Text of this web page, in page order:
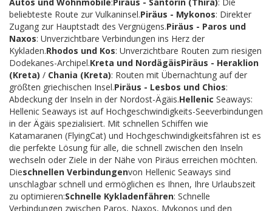
beliebteste Route zur Vulkaninsel.Piräus - Mykonos: Direkter
Zugang zur Hauptstadt des Vergnügens.Piräus - Paros und
Naxos: Unverzichtbare Verbindungen ins Herz der
Kykladen.Rhodos und Kos: Unverzichtbare Routen zum riesigen
Dodekanes-Archipel.Kreta und NordägäisPiräus - Heraklion
(Kreta) / Chania (Kreta): Routen mit Übernachtung auf der
größten griechischen Insel.Piräus - Lesbos und Chios:
Abdeckung der Inseln in der Nordost-Ägäis.Hellenic Seaways:
Hellenic Seaways ist auf Hochgeschwindigkeits-Seeverbindungen
in der Ägäis spezialisiert. Mit schnellen Schiffen wie
Katamaranen (FlyingCat) und Hochgeschwindigkeitsfähren ist es
die perfekte Lösung für alle, die schnell zwischen den Inseln
wechseln oder Ziele in der Nähe von Piräus erreichen möchten.
Dieschnellen Verbindungenvon Hellenic Seaways sind
unschlagbar schnell und ermöglichen es Ihnen, Ihre Urlaubszeit
zu optimieren:Schnelle Kykladenfähren: Schnelle
Verbindungen zwischen Paros, Naxos, Mykonos und den